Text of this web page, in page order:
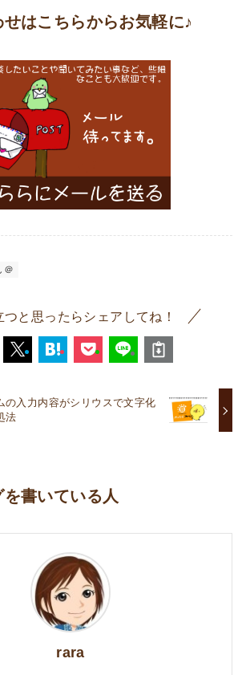
はこちらからお気軽に♪
＠
つと思ったらシェアしてね！
の入力内容がシリウスで文字化
法
書いている人
rara